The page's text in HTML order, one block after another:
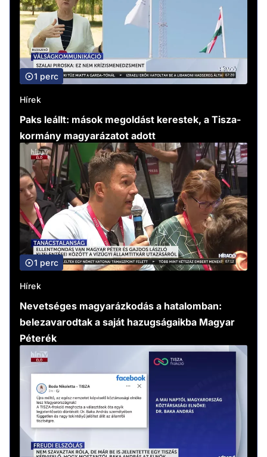
1 perc
Hírek
Paks leállt: mások megoldást kerestek, a Tisza-
kormány magyarázatot adott
1 perc
Hírek
Nevetséges magyarázkodás a hatalomban:
belezavarodtak a saját hazugságaikba Magyar
Péterék